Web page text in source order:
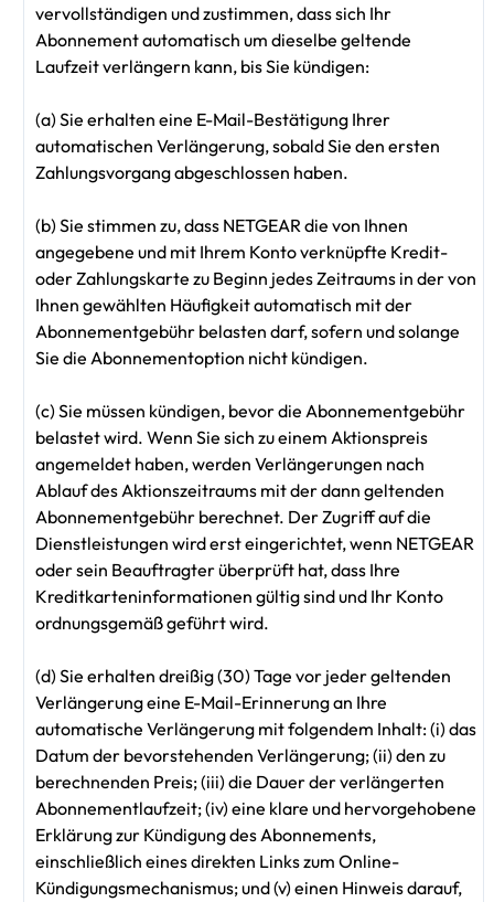
vervollständigen und zustimmen, dass sich Ihr
Abonnement automatisch um dieselbe geltende
Laufzeit verlängern kann, bis Sie kündigen:
(a) Sie erhalten eine E-Mail-Bestätigung Ihrer
automatischen Verlängerung, sobald Sie den ersten
Zahlungsvorgang abgeschlossen haben.
(b) Sie stimmen zu, dass NETGEAR die von Ihnen
angegebene und mit Ihrem Konto verknüpfte Kredit-
oder Zahlungskarte zu Beginn jedes Zeitraums in der von
Ihnen gewählten Häufigkeit automatisch mit der
Abonnementgebühr belasten darf, sofern und solange
Sie die Abonnementoption nicht kündigen.
(c) Sie müssen kündigen, bevor die Abonnementgebühr
belastet wird. Wenn Sie sich zu einem Aktionspreis
angemeldet haben, werden Verlängerungen nach
Ablauf des Aktionszeitraums mit der dann geltenden
Abonnementgebühr berechnet. Der Zugriff auf die
Dienstleistungen wird erst eingerichtet, wenn NETGEAR
oder sein Beauftragter überprüft hat, dass Ihre
Kreditkarteninformationen gültig sind und Ihr Konto
ordnungsgemäß geführt wird.
(d) Sie erhalten dreißig (30) Tage vor jeder geltenden
Verlängerung eine E-Mail-Erinnerung an Ihre
automatische Verlängerung mit folgendem Inhalt: (i) das
Datum der bevorstehenden Verlängerung; (ii) den zu
berechnenden Preis; (iii) die Dauer der verlängerten
Abonnementlaufzeit; (iv) eine klare und hervorgehobene
Erklärung zur Kündigung des Abonnements,
einschließlich eines direkten Links zum Online-
Kündigungsmechanismus; und (v) einen Hinweis darauf,